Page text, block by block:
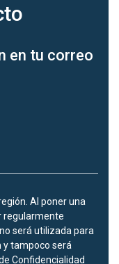
en tu correo
Al poner una
regularmente
será utilizada para
y tampoco será
Confidencialidad